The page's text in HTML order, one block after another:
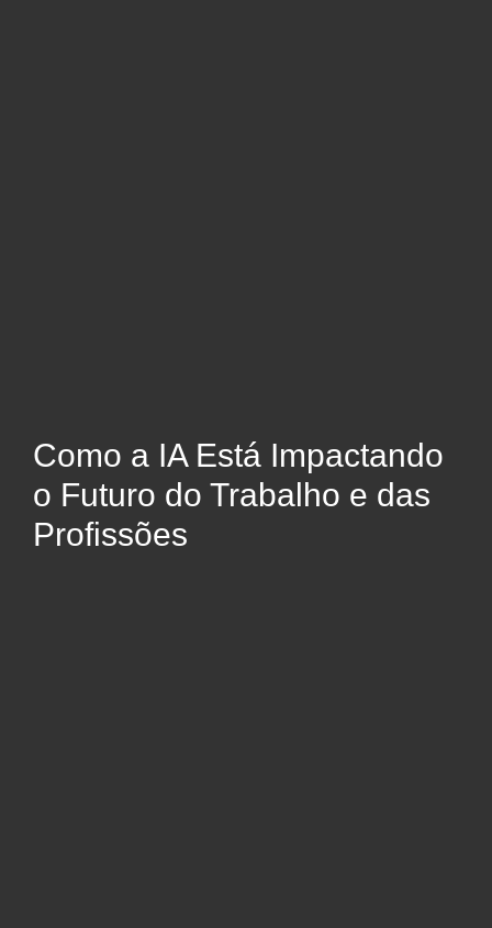
Como a IA Está Impactando
o Futuro do Trabalho e das
Profissões